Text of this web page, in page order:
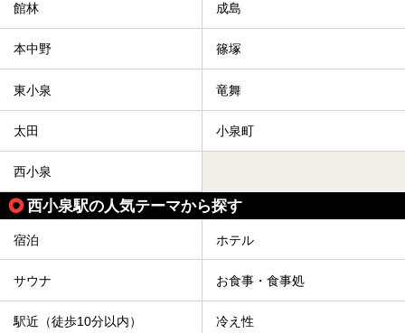
館林 成島
本中野 篠塚
東小泉 竜舞
太田 小泉町
西小泉
西小泉駅の人気テーマから探す
宿泊 ホテル
サウナ お食事・食事処
駅近（徒歩10分以内） 冷え性